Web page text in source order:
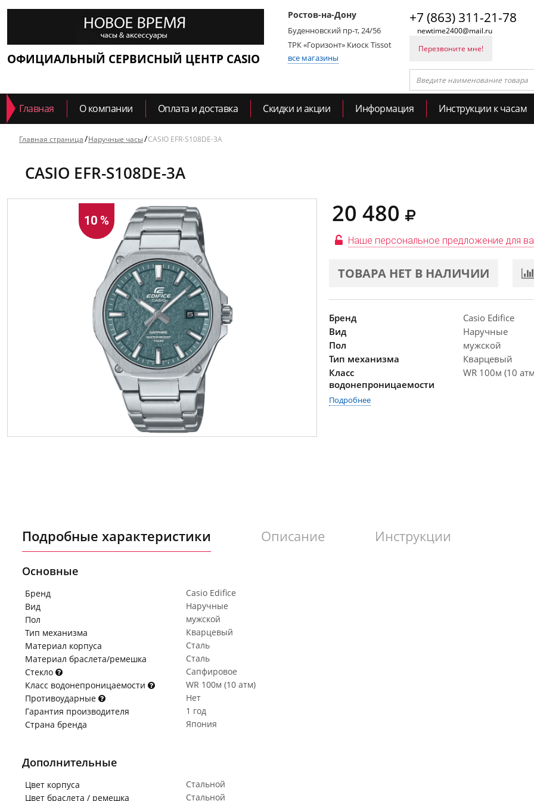
ОФИЦИАЛЬНЫЙ СЕРВИСНЫЙ ЦЕНТР CASIO
Ростов-на-Дону
Буденновский пр-т, 24/56
ТРК «Горизонт» Киоск Tissot
все магазины
+7 (863) 311-21-78
newtime2400@mail.ru
Перезвоните мне!
Главная О компании Оплата и доставка Скидки и акции Информация Инструкции к часам
Главная страница Наручные часы CASIO EFR-S108DE-3A
CASIO EFR-S108DE-3A
10 % 20 480
Наше персональное предложение для
ТОВАРА НЕТ В НАЛИЧИИ
Бренд
Casio Edifice
Вид
Наручные
Пол
мужской
Тип механизма
Кварцевый
Класс
водонепроницаемости
WR 100м (10
Подробнее
Подробные характеристики Описание Инструкции
Основные
Бренд
Casio Edifice
Вид
Наручные
Пол
мужской
Тип механизма
Кварцевый
Материал корпуса
Сталь
Материал браслета/ремешка
Сталь
Стекло
Сапфировое
Класс водонепроницаемости
WR 100м (10 атм)
Противоударные
Нет
Гарантия производителя
1 год
Страна бренда
Япония
Дополнительные
Цвет корпуса
Стальной
Цвет браслета / ремешка
Стальной